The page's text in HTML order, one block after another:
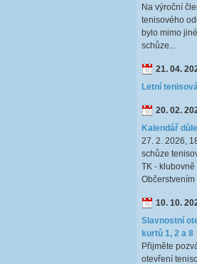
Na výroční
tenisového
bylo mimo
schůze...
21. 04.
Letní
20. 02.
Kalendář
27. 2. 2026,
schůze
TK - klubovně
Občerstvením
10. 10.
Slavnostní
kurtů 1, 2 a 8
Přijměte
otevření